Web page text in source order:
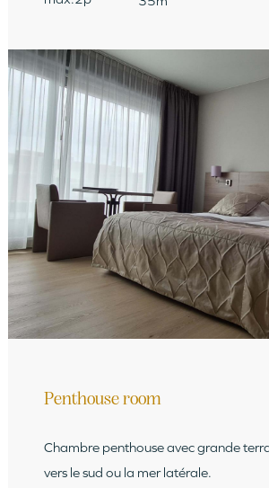
Penthouse room
Chambre penthouse avec grande
vers le sud ou la mer latérale.